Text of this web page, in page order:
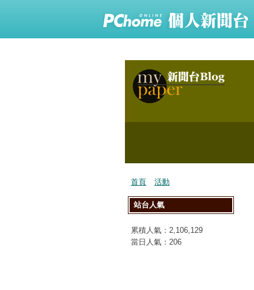
首頁 活動
站台人氣
累積人氣： 2,106,129
當日人氣： 206